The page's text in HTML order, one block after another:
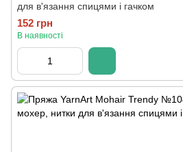
для в'язання спицями і гачком
152 грн
В наявності